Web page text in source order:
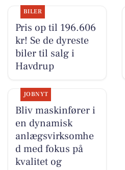
BILER
Pris op til 196.606
kr! Se de dyreste
biler til salg i
Havdrup
JOBNYT
Bliv maskinfører i
en dynamisk
anlægsvirksomhe
d med fokus på
kvalitet og